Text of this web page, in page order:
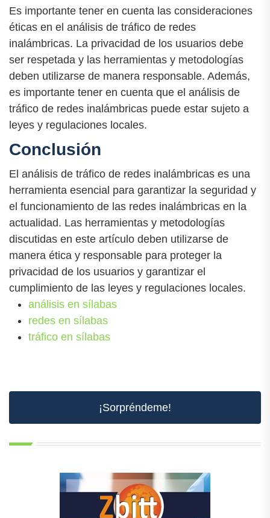
Es importante tener en cuenta las consideraciones
éticas en el análisis de tráfico de redes
inalámbricas. La privacidad de los usuarios debe
ser respetada y las herramientas y metodologías
deben utilizarse de manera responsable. Además,
es importante tener en cuenta que el análisis de
tráfico de redes inalámbricas puede estar sujeto a
leyes y regulaciones locales.
Conclusión
El análisis de tráfico de redes inalámbricas es una
herramienta esencial para garantizar la seguridad y
el funcionamiento de las redes inalámbricas en la
actualidad. Las herramientas y metodologías
discutidas en este artículo deben utilizarse de
manera ética y responsable para proteger la
privacidad de los usuarios y garantizar el
cumplimiento de las leyes y regulaciones locales.
análisis en sílabas
redes en sílabas
tráfico en sílabas
¡Sorpréndeme!